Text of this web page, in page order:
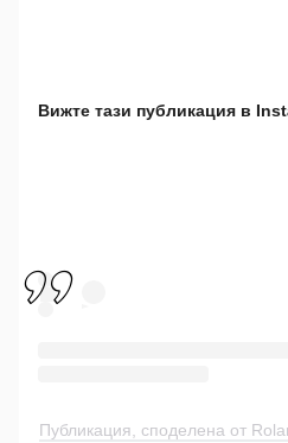
Вижте тази публикация в
Публикация, споделена от